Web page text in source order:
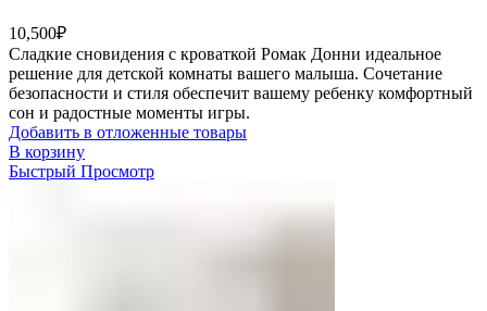
10,500₽
Сладкие сновидения с кроваткой Ромак Донни идеальное
решение для детской комнаты вашего малыша. Сочетание
безопасности и стиля обеспечит вашему ребенку комфортный
сон и радостные моменты игры.
Добавить в отложенные товары
В корзину
Быстрый Просмотр